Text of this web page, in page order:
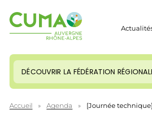
DÉCOUVRIR LA FÉDÉRATION
Accueil » Agenda » [Journée